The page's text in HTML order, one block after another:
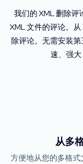
我们的 XML 删除
XML 文件的评论。
除评论。无需安装
速、强大
从多
方便地从您的多格式